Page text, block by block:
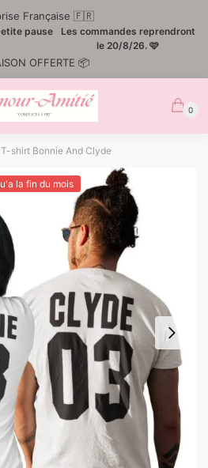
Française 🇫🇷
pause
Les commandes reprendront
le 20/8/26. 🩷
OFFERTE 📦
0
T-shirt Bonnie And Clyde
la fin du mois